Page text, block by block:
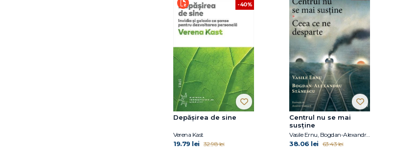
-40%
Depășirea de sine
Verena Kast
19.79 lei 32.98 lei
Centrul nu se mai
susține
Vasile Ernu, Bogdan-Alexandru Stănescu
38.06 lei 63.43 lei